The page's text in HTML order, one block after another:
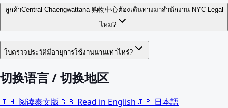
ลูกค้าCentral Chaengwattana 购物中心ต้องเดินทางมาสำนักงาน NYC Legal
ไหม?
ใบตรวจประวัติมีอายุการใช้งานนานเท่าไหร่?
切换语言 / 切换地区
🇹🇭 阅读泰文版🇬🇧 Read in English🇯🇵 日本語